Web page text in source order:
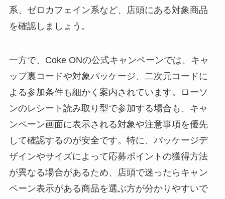
系、ゼロカフェイン系など、店頭にある対象商品
を確認しましょう。
一方で、Coke ONの公式キャンペーンでは、キャ
ップ裏コードや対象パッケージ、二次元コードに
よる参加条件も細かく案内されています。ローソ
ンのレシート読み取り型で参加する場合も、キャ
ンペーン画面に表示される対象や注意事項を優先
して確認するのが安全です。特に、パッケージデ
ザインやサイズによって応募ポイントの獲得方法
が異なる場合があるため、店頭で迷ったらキャン
ペーン表示がある商品を選ぶ方が分かりやすいで